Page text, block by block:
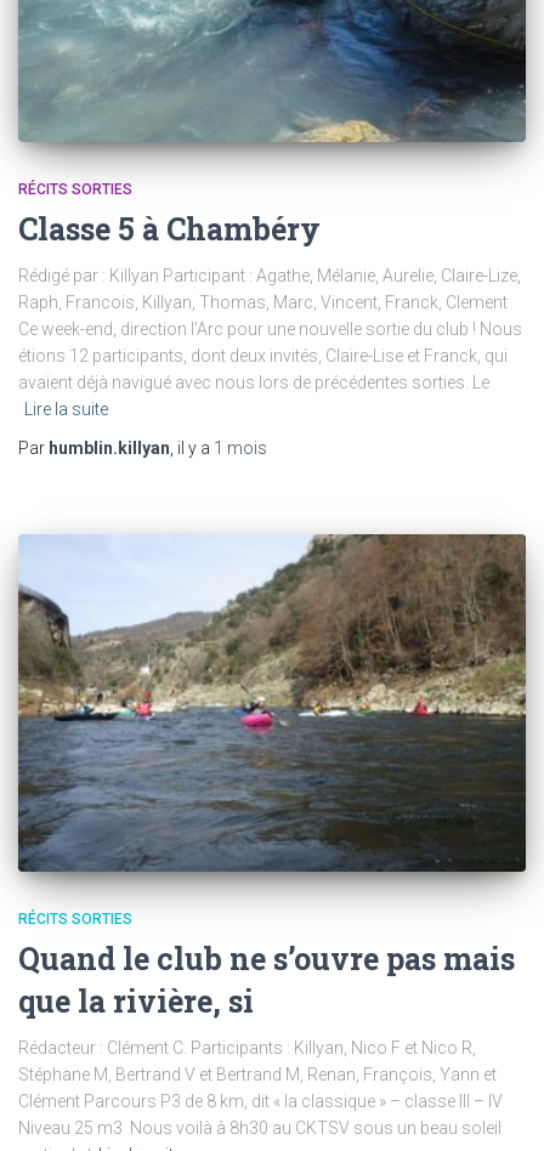
RÉCITS SORTIES
Classe 5 à Chambéry
Rédigé par : Killyan Participant : Agathe, Mélanie, Aurelie, Claire-Lize,
Raph, Francois, Killyan, Thomas, Marc, Vincent, Franck, Clement
Ce week-end, direction l’Arc pour une nouvelle sortie du club ! Nous
étions 12 participants, dont deux invités, Claire-Lise et Franck, qui
avaient déjà navigué avec nous lors de précédentes sorties. Le
Lire la suite
Par humblin.killyan , il y a 1 mois
RÉCITS SORTIES
Quand le club ne s’ouvre pas mais
que la rivière, si
Rédacteur : Clément C. Participants : Killyan, Nico F et Nico R,
Stéphane M, Bertrand V et Bertrand M, Renan, François, Yann et
Clément Parcours P3 de 8 km, dit « la classique » – classe III – IV
Niveau 25 m3 Nous voilà à 8h30 au CKTSV sous un beau soleil